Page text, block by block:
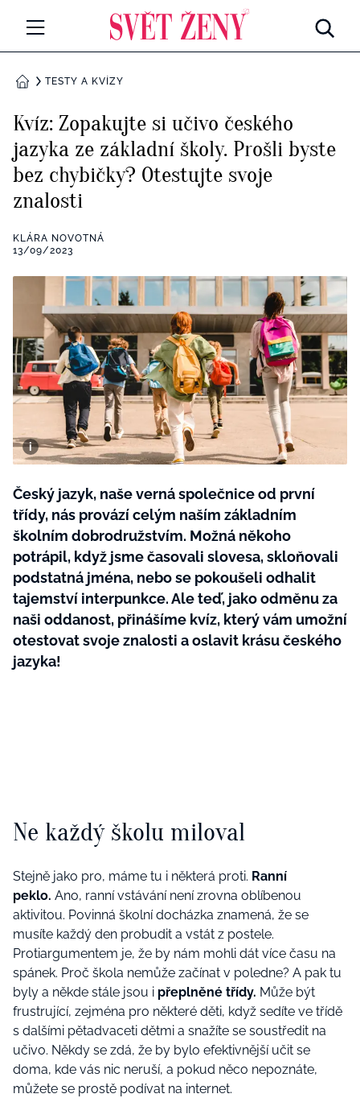
Všechny kategorie
Rozhovory
RETROHUBKY
PSYCHOLOGIE
Seberozvoj
ZDRAVÍ
ZÁBAVA
Všechny kategorie
Testy a kvízy
BYDLENÍ
Všechny kategorie
Tvoření
Rady a tipy
BurdaMedia
Extra
SVĚT ŽENY - 599 KČ
ROČNÍ PŘEDPLATNÉ SVĚT ŽENY +
SADA PRODUKTŮ MANA (10 ks)
DOMŮTESTY A KVÍZY
Kvíz: Zopakujte si učivo českého
jazyka ze základní školy. Prošli byste
bez chybičky? Otestujte svoje
znalosti
KLÁRA NOVOTNÁ
13/09/2023
Český jazyk, naše verná společnice od první
třídy, nás provází celým naším základním
školním dobrodružstvím. Možná někoho
potrápil, když jsme časovali slovesa, skloňovali
podstatná jména, nebo se pokoušeli odhalit
tajemství interpunkce. Ale teď, jako odměnu za
naši oddanost, přinášíme kvíz, který vám umožní
otestovat svoje znalosti a oslavit krásu českého
jazyka!
Ne každý školu miloval
Stejně jako pro, máme tu i některá proti. Ranní
peklo. Ano, ranní vstávání není zrovna oblíbenou
aktivitou. Povinná školní docházka znamená, že se
musíte každý den probudit a vstát z postele.
Protiargumentem je, že by nám mohli dát více času na
spánek. Proč škola nemůže začínat v poledne? A pak tu
byly a někde stále jsou i přeplněné třídy. Může být
frustrující, zejména pro některé děti, když sedíte ve třídě
s dalšími pětadvaceti dětmi a snažíte se soustředit na
učivo. Někdy se zdá, že by bylo efektivnější učit se
doma, kde vás nic neruší, a pokud něco nepoznáte,
můžete se prostě podívat na internet.